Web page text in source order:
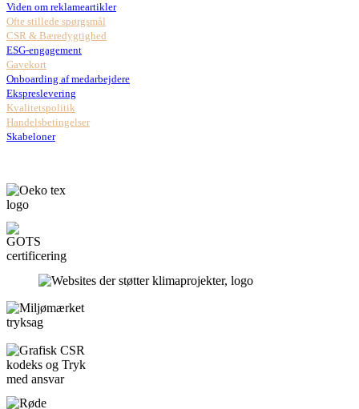
Viden om reklameartikler
Ofte stillede spørgsmål
CSR & Bæredygtighed
ESG-engagement
Gavekort
Onboarding af medarbejdere
Ekspreslevering
Kvalitetspolitik
Handelsbetingelser
Skabeloner